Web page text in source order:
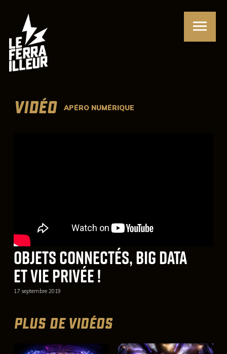
VIDÉO APÉRO NUMÉRIQUE
Objets connectés, big data
et vie privée !
17 septembre 2019
PLUS DE VIDÉOS